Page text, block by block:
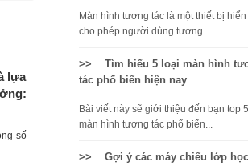
lựa
số
Màn hình tương tác là một thiết bị hiển
cho phép người dùng tương...
>> Tìm hiểu 5 loại màn hình
tác phổ biến hiện nay
Bài viết này sẽ giới thiệu đến bạn top 5
màn hình tương tác phổ biến...
>> Gợi ý các máy chiếu lớp